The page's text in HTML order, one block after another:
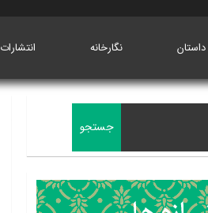
داستان نگارخانه انتشارات